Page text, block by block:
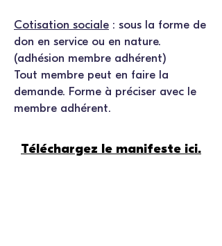
Cotisation sociale : sous la forme de
don en service ou en nature.
(adhésion membre adhérent)
Tout membre peut en faire la
demande. Forme à préciser avec le
membre adhérent.
Téléchargez le manifeste ici.